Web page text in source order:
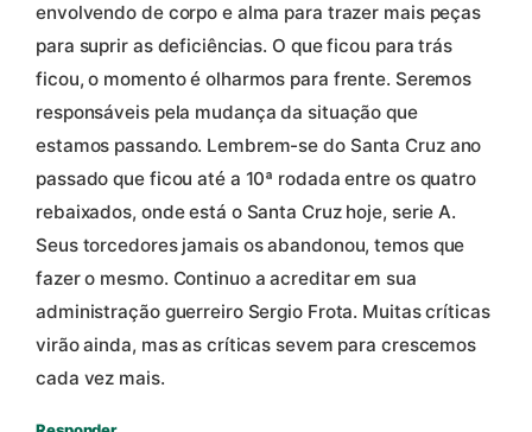
envolvendo de corpo e alma para trazer mais peças
para suprir as deficiências. O que ficou para trás
ficou, o momento é olharmos para frente. Seremos
responsáveis pela mudança da situação que
estamos passando. Lembrem-se do Santa Cruz ano
passado que ficou até a 10ª rodada entre os quatro
rebaixados, onde está o Santa Cruz hoje, serie A.
Seus torcedores jamais os abandonou, temos que
fazer o mesmo. Continuo a acreditar em sua
administração guerreiro Sergio Frota. Muitas críticas
virão ainda, mas as críticas sevem para crescemos
cada vez mais.